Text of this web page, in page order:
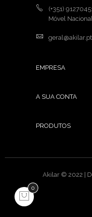
(+351)
Móvel
geral@akilar.pt
EMPRESA
A SUA CONTA
PRODUTOS
Akilar © 2022 |
0